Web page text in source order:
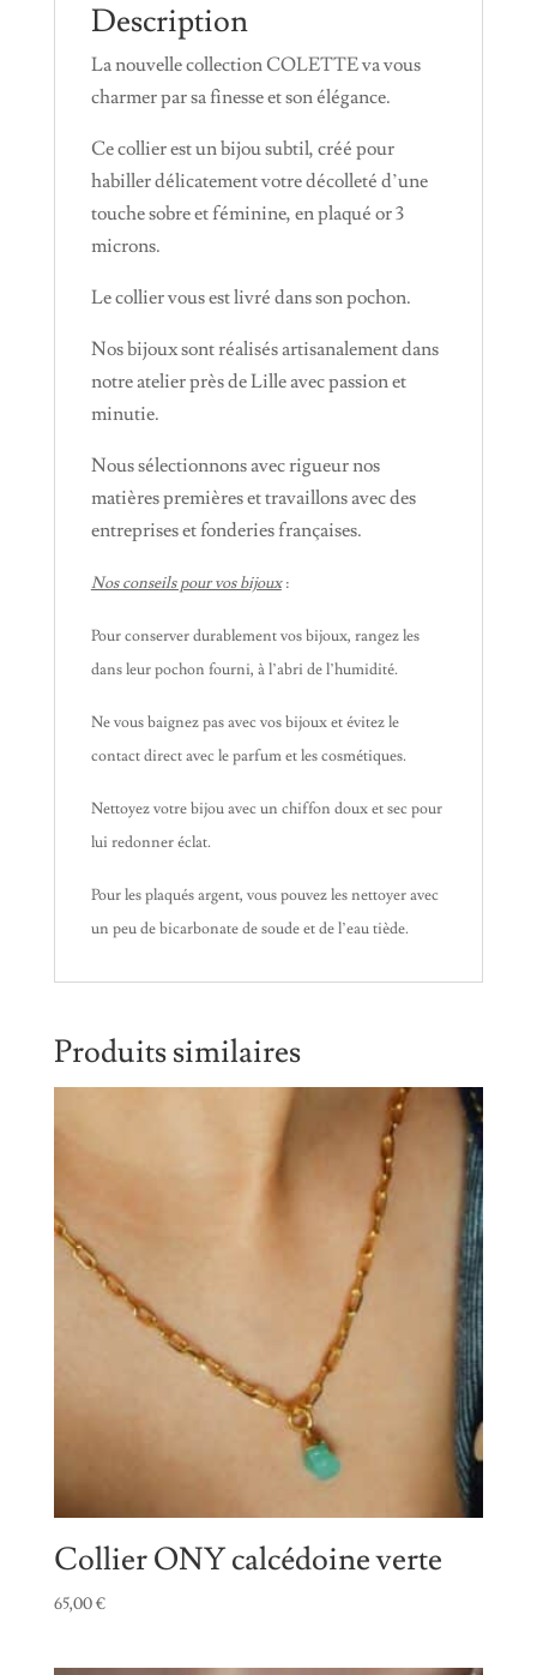
Description
La nouvelle collection COLETTE va vous
charmer par sa finesse et son élégance.
Ce collier est un bijou subtil, créé pour
habiller délicatement votre décolleté d’une
touche sobre et féminine, en plaqué or 3
microns.
Le collier vous est livré dans son pochon.
Nos bijoux sont réalisés artisanalement dans
notre atelier près de Lille avec passion et
minutie.
Nous sélectionnons avec rigueur nos
matières premières et travaillons avec des
entreprises et fonderies françaises.
Nos conseils pour vos bijoux :
Pour conserver durablement vos bijoux, rangez les
dans leur pochon fourni, à l’abri de l’humidité.
Ne vous baignez pas avec vos bijoux et évitez le
contact direct avec le parfum et les cosmétiques.
Nettoyez votre bijou avec un chiffon doux et sec pour
lui redonner éclat.
Pour les plaqués argent, vous pouvez les nettoyer avec
un peu de bicarbonate de soude et de l’eau tiède.
Produits similaires
Collier ONY calcédoine verte
65,00€